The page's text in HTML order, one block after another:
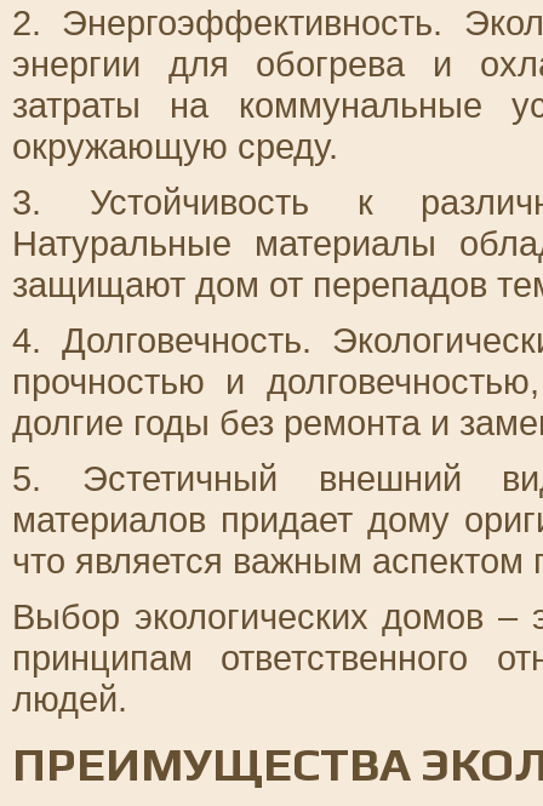
2. Энергоэффективность.
энергии для обогрева и
затраты на коммунальные
окружающую среду.
3. Устойчивость к
Натуральные материалы
защищают дом от перепадов
4. Долговечность.
прочностью и
долгие годы без ремонта и
5. Эстетичный внешний
материалов придает дому
что является важным
Выбор экологических домов –
принципам ответственного
людей.
ПРЕИМУЩЕСТВА